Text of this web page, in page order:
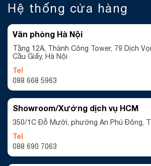
Hệ thống cửa hàng
Văn phòng Hà Nội
Tầng 12A, Thành Công Tower, 79 Dịch
Cầu Giấy, Hà Nội
Tel
088 668 5963
Showroom/Xưởng dịch vụ HCM
350/1C Đỗ Mười, phường An Phú Đông,
Tel
088 690 7063